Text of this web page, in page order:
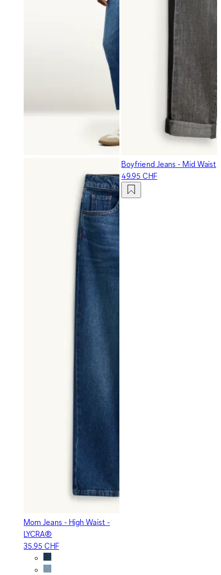
Mom Jeans - High Waist -
LYCRA®
35.95 CHF
Boyfriend Jeans - Mid Waist
49.95 CHF